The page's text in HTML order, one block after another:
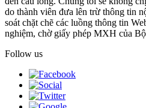
do thành viên đưa lên trừ thông tin
soát chặt chẽ các luồng thông tin
nghiệm, chờ giấy phép MXH của
Follow us